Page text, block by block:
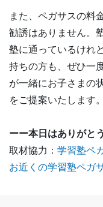
また、ペガサスの料
勧誘はありません。
塾に通っているけれ
持ちの方も、ぜひ一
が一緒にお子さまの
をご提案いたします。
ーー本日はありがと
取材協力： 学習塾ペ
お近くの学習塾ペガ